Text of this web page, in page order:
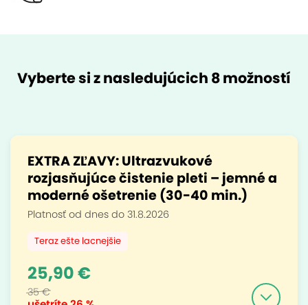
Vyberte si z nasledujúcich 8 možností
EXTRA ZĽAVY: Ultrazvukové
rozjasňujúce čistenie pleti – jemné a
moderné ošetrenie (30-40 min.)
Platnosť od dnes do 31.8.2026
Teraz ešte lacnejšie
25,90 €
35 €